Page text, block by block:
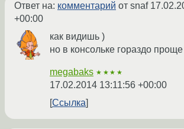
Ответ на: комментарий от snaf
+00:00
как видишь )
но в консольке гораздо
megabaks ★★★★
17.02.2014 13:11:56 +00:00
Ссылка